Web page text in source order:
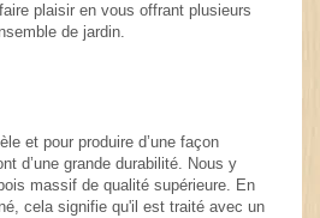
plaisir en vous offrant plusieurs
de jardin.
et pour produire d’une façon
d’une grande durabilité. Nous y
massif de qualité supérieure. En
cela signifie qu'il est traité avec un